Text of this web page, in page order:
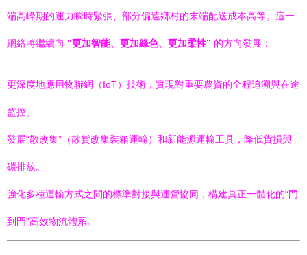
端高峰期的運力瞬時緊張、部分偏遠鄉村的末端配送成本高等。這一
網絡將繼續向 “更加智能、更加綠色、更加柔性” 的方向發展：
更深度地應用物聯網（IoT）技術，實現對重要農資的全程追溯與在途
監控。
發展“散改集”（散貨改集裝箱運輸）和新能源運輸工具，降低貨損與
碳排放。
強化多種運輸方式之間的標準對接與運營協同，構建真正一體化的“門
到門”高效物流體系。